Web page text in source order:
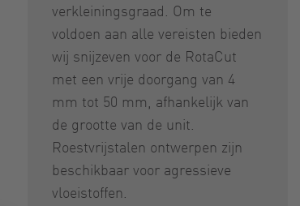
verkleiningsgraad. Om te
voldoen aan alle vereisten bieden
wij snijzeven voor de RotaCut
met een vrije doorgang van 4
mm tot 50 mm, afhankelijk van
de grootte van de unit.
Roestvrijstalen ontwerpen zijn
beschikbaar voor agressieve
vloeistoffen.